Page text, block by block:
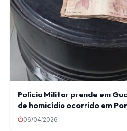
Polícia Militar prende em
de homicídio ocorrido em
06/04/2026